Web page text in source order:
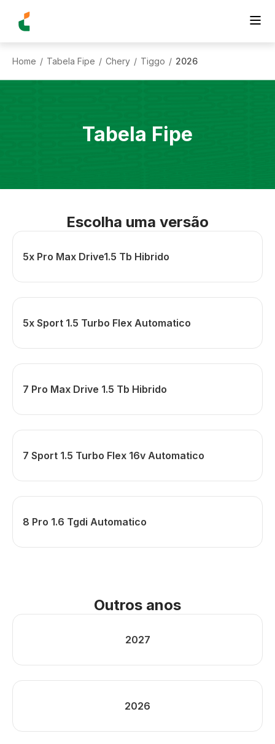
Home / Tabela Fipe / Chery / Tiggo / 2026
Tabela Fipe
Escolha uma versão
5x Pro Max Drive1.5 Tb Hibrido
5x Sport 1.5 Turbo Flex Automatico
7 Pro Max Drive 1.5 Tb Hibrido
7 Sport 1.5 Turbo Flex 16v Automatico
8 Pro 1.6 Tgdi Automatico
Outros anos
2027
2026